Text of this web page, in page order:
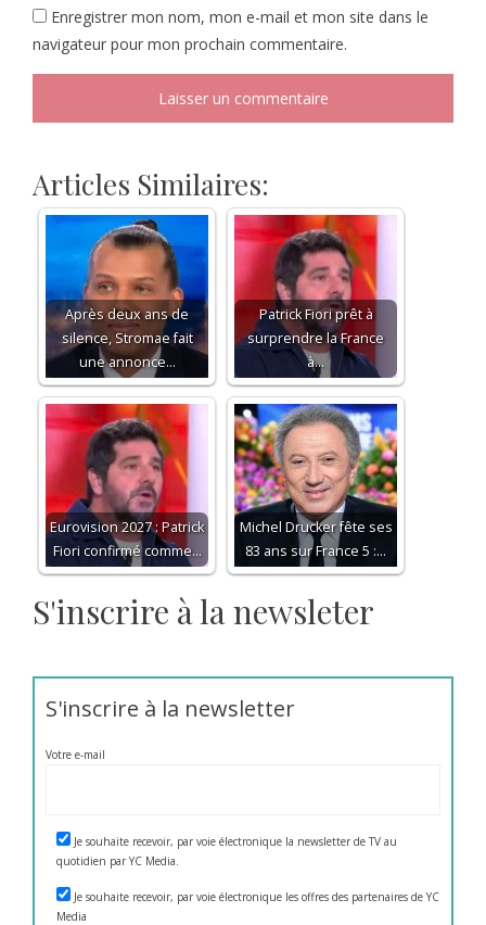
Enregistrer mon nom, mon e-mail et mon site dans le
navigateur pour mon prochain commentaire.
Articles Similaires:
Après deux ans de
silence, Stromae fait
une annonce…
Patrick Fiori prêt à
surprendre la France
à…
Eurovision 2027 : Patrick
Fiori confirmé comme…
Michel Drucker fête ses
83 ans sur France 5 :…
S'inscrire à la newsleter
S'inscrire à la newsletter
Votre e-mail
Je souhaite recevoir, par voie électronique la newsletter de TV au
quotidien par YC Media.
Je souhaite recevoir, par voie électronique les offres des partenaires de YC
Media